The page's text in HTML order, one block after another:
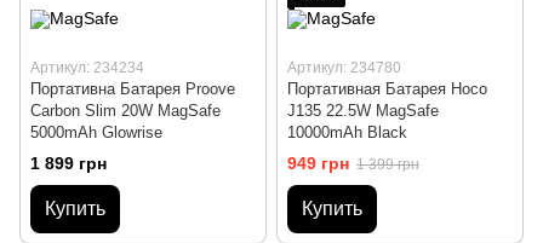
Артикул: 234234
Портативна Батарея Proove
Carbon Slim 20W MagSafe
5000mAh Glowrise
1 899 грн
Купить
Артикул: 234780
Портативная Батарея Hoco
J135 22.5W MagSafe
10000mAh Black
949 грн 1 399 грн
Купить